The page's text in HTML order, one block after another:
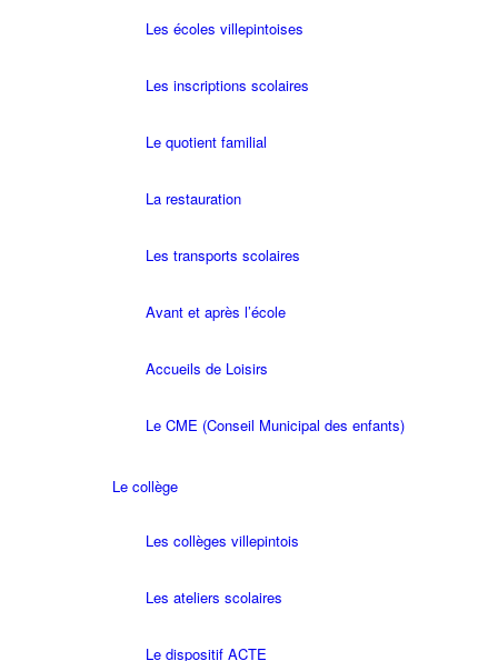
Les écoles villepintoises
Les inscriptions scolaires
Le quotient familial
La restauration
Les transports scolaires
Avant et après l’école
Accueils de Loisirs
Le CME (Conseil Municipal des enfants)
Le collège
Les collèges villepintois
Les ateliers scolaires
Le dispositif ACTE